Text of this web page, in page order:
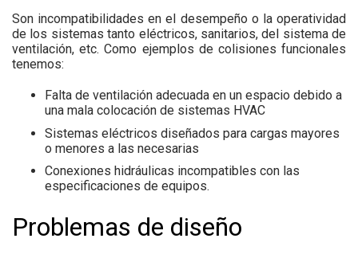
Son incompatibilidades en el desempeño o la operatividad
de los sistemas tanto eléctricos, sanitarios, del sistema de
ventilación, etc. Como ejemplos de colisiones funcionales
tenemos:
Falta de ventilación adecuada en un espacio debido a
una mala colocación de sistemas HVAC
Sistemas eléctricos diseñados para cargas mayores
o menores a las necesarias
Conexiones hidráulicas incompatibles con las
especificaciones de equipos.
Problemas de diseño